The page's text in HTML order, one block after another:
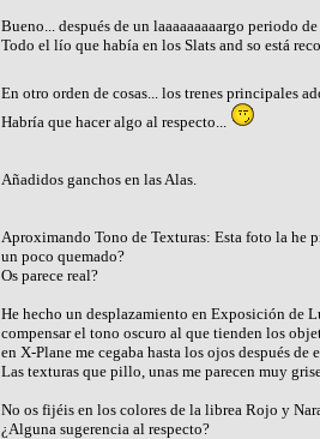
Bueno... después de un laaaaaaaaargo periodo
Todo el lío que había en los Slats and so está
En otro orden de cosas... los trenes principales
Habría que hacer algo al respecto...
Añadidos ganchos en las Alas.
Aproximando Tono de Texturas: Esta foto la he
un poco quemado?
Os parece real?
He hecho un desplazamiento en Exposición de
compensar el tono oscuro al que tienden los
en X-Plane me cegaba hasta los ojos después
Las texturas que pillo, unas me parecen muy
No os fijéis en los colores de la librea Rojo y
¿Alguna sugerencia al respecto?